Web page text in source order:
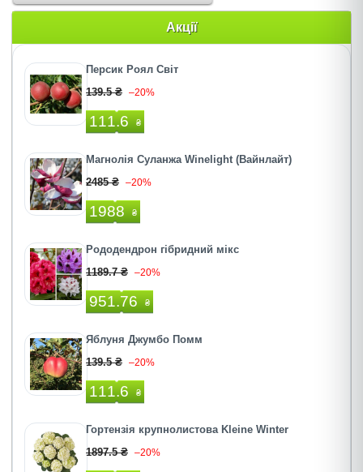
Акції
Персик Роял Світ
139.5 ₴ –20%
111.6 ₴
Магнолія Суланжа Winelight (Вайнлайт)
2485 ₴ –20%
1988 ₴
Рододендрон гібридний мікс
1189.7 ₴ –20%
951.76 ₴
Яблуня Джумбо Помм
139.5 ₴ –20%
111.6 ₴
Гортензія крупнолистова Kleine Winter
1897.5 ₴ –20%